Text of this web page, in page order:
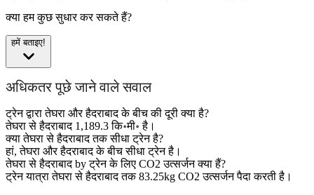
क्या हम कुछ सुधार कर सकते हैं?
हमें बताइए!
अधिकतर पूछे जाने वाले सवाल
ट्रेन द्वारा तेघरा और हैदराबाद के बीच की दूरी क्या है?
तेघरा से हैदराबाद 1,189.3 कि॰मी॰ है।
क्या तेघरा से हैदराबाद तक सीधा ट्रेन है?
हां, तेघरा और हैदराबाद के बीच सीधा ट्रेन है।
तेघरा से हैदराबाद by ट्रेन के लिए CO2 उत्सर्जन क्या हैं?
ट्रेन यात्रा तेघरा से हैदराबाद तक 83.25kg CO2 उत्सर्जन पैदा करती है।